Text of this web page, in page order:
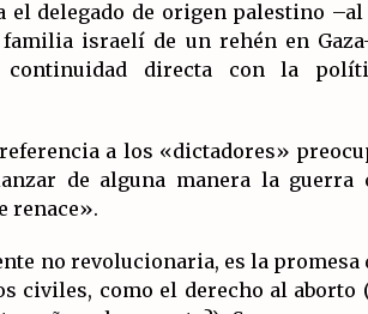
el delegado de origen palestino
israelí de un rehén en
directa con la
a los «dictadores»
de alguna manera la guerra
renace».
no revolucionaria, es la promesa
civiles, como el derecho al aborto